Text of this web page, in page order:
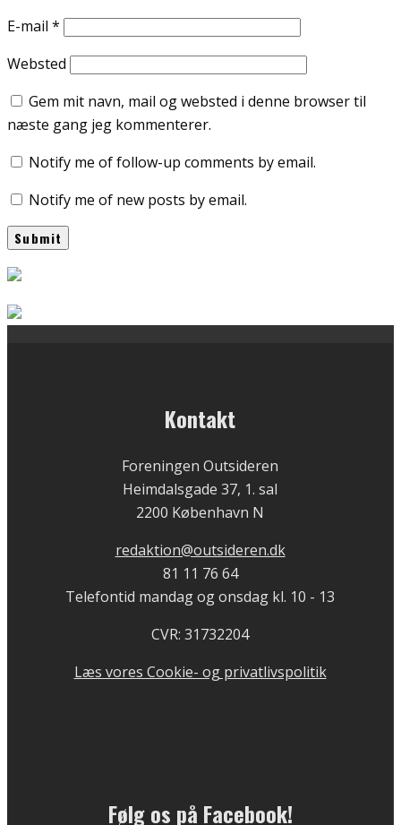
E-mail *
Websted
Gem mit navn, mail og websted i denne browser til
næste gang jeg kommenterer.
Notify me of follow-up comments by email.
Notify me of new posts by email.
Kontakt
Foreningen Outsideren
Heimdalsgade 37, 1. sal
2200 København N
redaktion@outsideren.dk
81 11 76 64
Telefontid mandag og onsdag kl. 10 - 13
CVR: 31732204
Læs vores Cookie- og privatlivspolitik
Følg os på Facebook!